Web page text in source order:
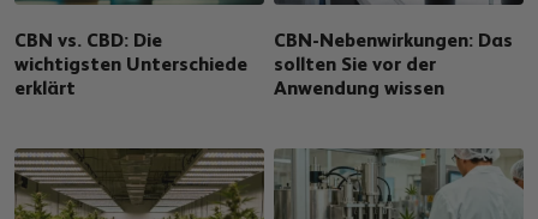
CBN vs. CBD: Die
wichtigsten Unterschiede
erklärt
CBN-Nebenwirkungen: Das
sollten Sie vor der
Anwendung wissen